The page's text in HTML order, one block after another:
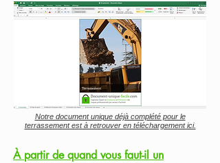
Notre document unique déjà complété pour le
terrassement est à retrouver en téléchargement ici.
À partir de quand vous faut-il un